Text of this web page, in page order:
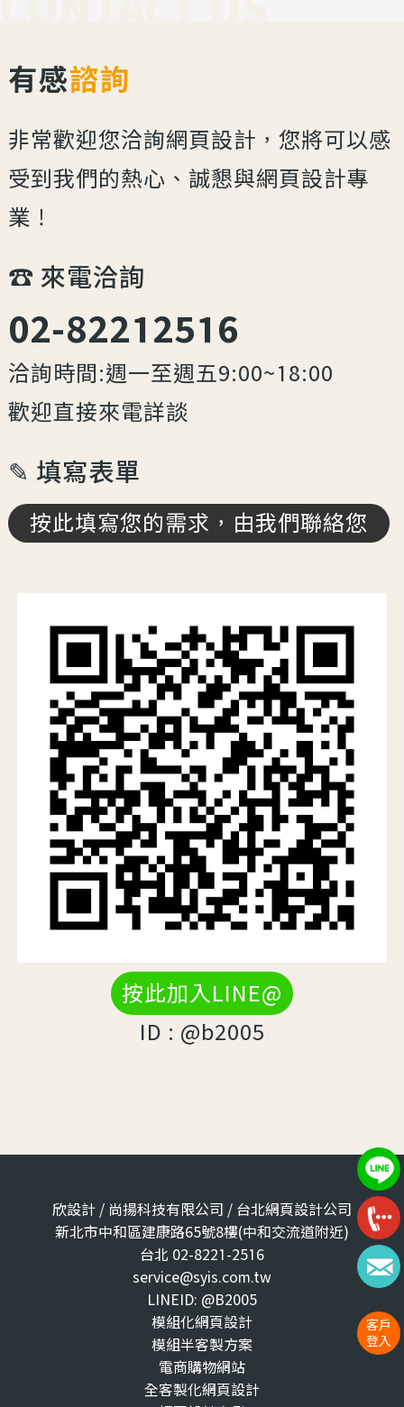
客戶
登入
有感諮詢
非常歡迎您洽詢網頁設計，您將可以感
受到我們的熱心、誠懇與網頁設計專
業！
☎︎ 來電洽詢
02-82212516
洽詢時間:週一至週五9:00~18:00
歡迎直接來電詳談
✎ 填寫表單
按此填寫您的需求，由我們聯絡您
按此加入LINE@
ID : @b2005
欣設計 / 尚揚科技有限公司 / 台北網頁設計公司
新北市中和區建康路65號8樓(中和交流道附近)
台北 02-8221-2516
service@syis.com.tw
LINEID: @B2005
模組化網頁設計
模組半客製方案
電商購物網站
全客製化網頁設計